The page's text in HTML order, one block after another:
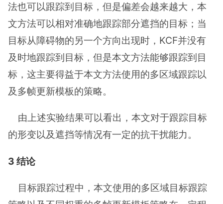
法也可以跟踪到目标，但是偏差会越来越大，本
文方法可以相对准确地跟踪部分遮挡的目标；当
目标从障碍物的另一个方向出现时，KCF并没有
及时地跟踪到目标，但是本文方法能够跟踪到目
标，这主要得益于本文方法使用的多区域跟踪以
及多帧更新模板的策略。
由上述实验结果可以看出，本文对于跟踪目标
的形变以及遮挡等情况有一定的抗干扰能力。
3 结论
目标跟踪过程中，本文使用的多区域目标跟踪